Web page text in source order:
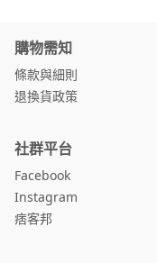
購物需知
條款與細則
退換貨政策
社群平台
Facebook
Instagram
痞客邦